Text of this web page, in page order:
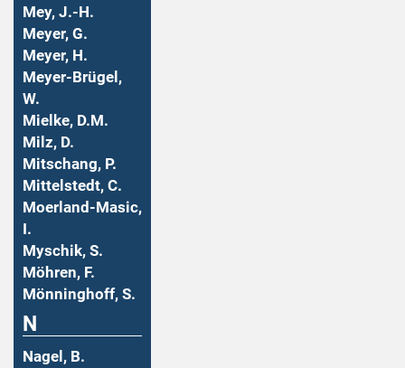
Mey, J.-H.
Meyer, G.
Meyer, H.
Meyer-Brügel,
W.
Mielke, D.M.
Milz, D.
Mitschang, P.
Mittelstedt, C.
Moerland-Masic,
I.
Myschik, S.
Möhren, F.
Mönninghoff, S.
N
Nagel, B.